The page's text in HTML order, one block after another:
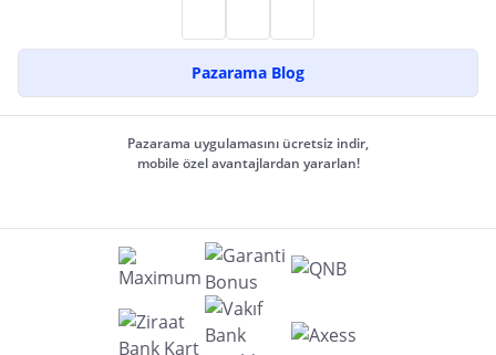
Pazarama Blog
Pazarama uygulamasını ücretsiz indir,
mobile özel avantajlardan yararlan!